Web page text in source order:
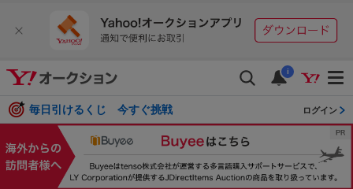
i
毎日引けるくじ 今すぐ挑戦 ログイン